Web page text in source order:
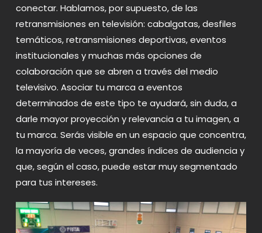
conectar. Hablamos, por supuesto, de las
retransmisiones en televisión: cabalgatas, desfiles
temáticos, retransmisiones deportivas, eventos
institucionales y muchas más opciones de
colaboración que se abren a través del medio
televisivo. Asociar tu marca a eventos
determinados de este tipo te ayudará, sin duda, a
darle mayor proyección y relevancia a tu imagen, a
tu marca. Serás visible en un espacio que concentra,
la mayoría de veces, grandes índices de audiencia y
que, según el caso, puede estar muy segmentado
para tus intereses.